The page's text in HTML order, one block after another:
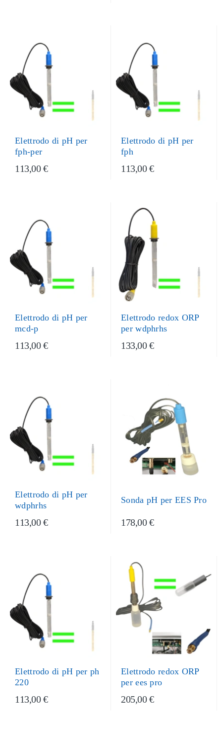
Elettrodo di pH per
fph-per
113,00 €
Elettrodo di pH per
fph
113,00 €
Elettrodo di pH per
mcd-p
113,00 €
Elettrodo redox ORP
per wdphrhs
133,00 €
Elettrodo di pH per
wdphrhs
113,00 €
Sonda pH per EES Pro
178,00 €
Elettrodo di pH per ph
220
113,00 €
Elettrodo redox ORP
per ees pro
205,00 €